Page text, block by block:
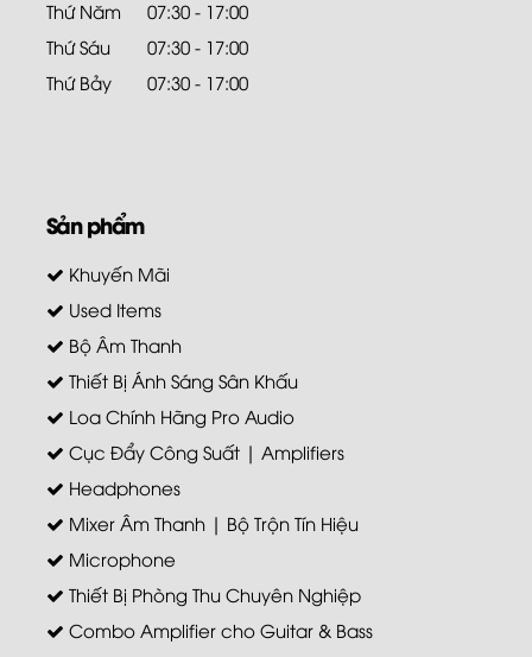
Thứ Năm
07:30 - 17:00
Thứ Sáu
07:30 - 17:00
Thứ Bảy
07:30 - 17:00
Sản phẩm
Khuyến Mãi
Used Items
Bộ Âm Thanh
Thiết Bị Ánh Sáng Sân Khấu
Loa Chính Hãng Pro Audio
Cục Đẩy Công Suất | Amplifiers
Headphones
Mixer Âm Thanh | Bộ Trộn Tín Hiệu
Microphone
Thiết Bị Phòng Thu Chuyên Nghiệp
Combo Amplifier cho Guitar & Bass